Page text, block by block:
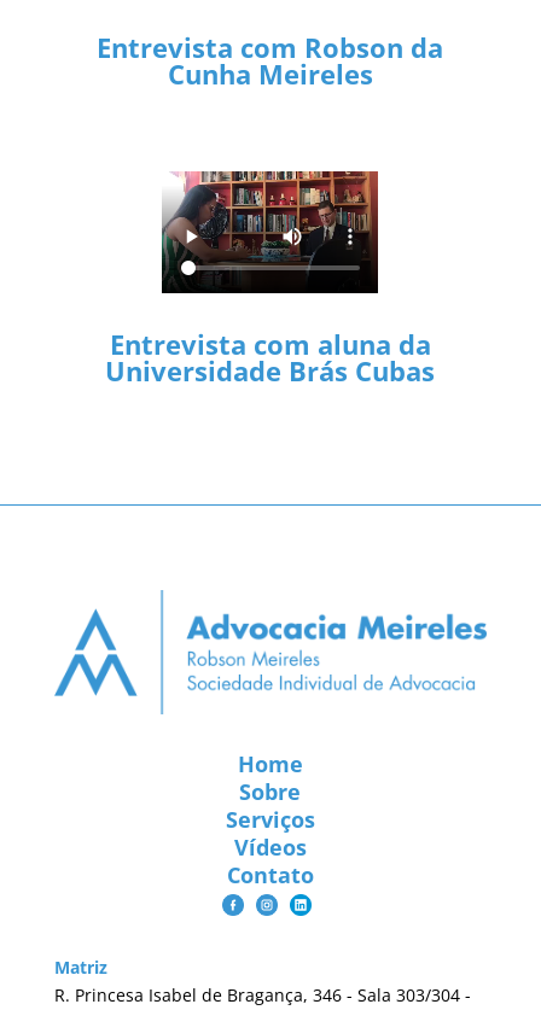
Entrevista com Robson da
Cunha Meireles
Entrevista com aluna da
Universidade Brás Cubas
Home
Sobre
Serviços
Vídeos
Contato
Matriz
R. Princesa Isabel de Bragança, 346 - Sala 303/304 -